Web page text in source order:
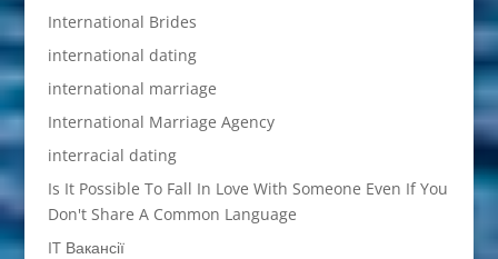
International Brides
international dating
international marriage
International Marriage Agency
interracial dating
Is It Possible To Fall In Love With Someone Even If You
Don't Share A Common Language
IT Вакансії